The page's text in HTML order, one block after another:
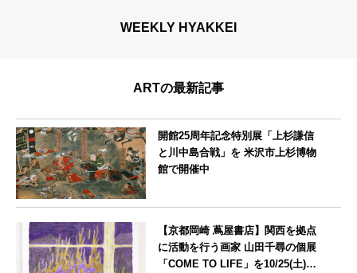
WEEKLY HYAKKEI
ARTの最新記事
開館25周年記念特別展「上杉謙信
と川中島合戦」を 米沢市上杉博物
館で開催中
【京都岡崎 蔦屋書店】関西を拠点
に活動を行う画家 山田千尋の個展
「COME TO LIFE」を10/25(土)よ